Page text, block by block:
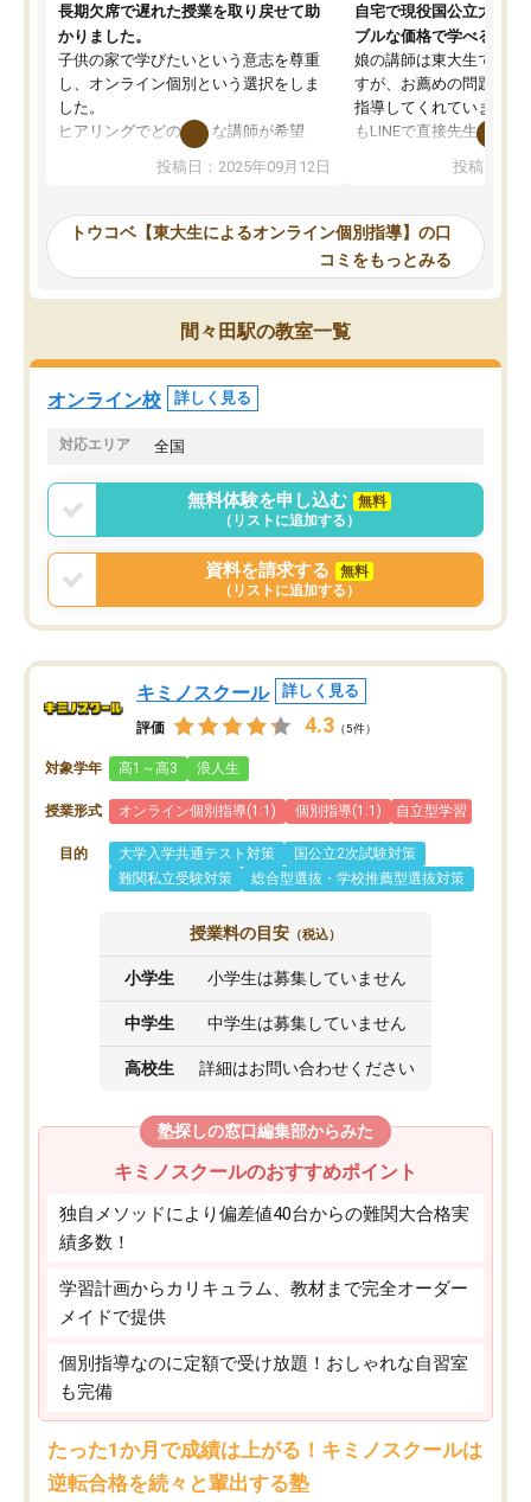
長期欠席で遅れた授業を取り戻せて助
かりました。
子供の家で学びたいという意志を尊重
し、オンライン個別という選択をしま
した。
ヒアリングでどのような講師が希望
か、オプションは付帯するかなど選ぶ
事が出来ました。
ーティングを行い、その講師で良いか
見てから講師を決定する事ができま
す。
うちの子は、初回面談の講師の方で決
オンラインツールを使用した単語帳の
共有があり宿題もそちらで出される形
でした。
言う事で講師変更の申し出があり、あ
まりに短期での変更だった為、塾に通
う事にして退会しました。遅れも取り
戻せ、授業内容や講師の方は良かった
と思います。
投稿日：2025年09月12日
自宅で現役国公立大学生
ブルな価格で学べる
娘の講師は東大生では無
すが、お薦めの問題集や
指導してくれています。
もLINEで直接先生に質問
めれるので、個人に合
いなのがあり(有料)、受
ことをどんなスケジュー
くか相談したのですが、
ち期待したものではなく
くなってきたようなので
投稿日：
トウコベ【東大生によるオンライン個別指導】の口
コミをもっとみる
間々田駅の教室一覧
オンライン校 詳しく見る
対応エリア 全国
無料体験を申し込む
無料
（リストに追加する）
資料を請求する
無料
（リストに追加する）
キミノスクール 詳しく見る
評価 4.3 （5件）
対象学年 高1～高3 浪人生
授業形式 オンライン個別指導(1:1) 個別指導(1:1) 自立型学習
目的 大学入学共通テスト対策
国公立2次試験対策
難関私立受験対策
総合型選抜・学校推薦型選抜対策
授業料の目安 （税込）
小学生 小学生は募集していません
中学生 中学生は募集していません
高校生 詳細はお問い合わせください
塾探しの窓口編集部からみた
キミノスクールのおすすめポイント
独自メソッドにより偏差値40台からの難関大合格実
績多数！
学習計画からカリキュラム、教材まで完全オーダー
メイドで提供
個別指導なのに定額で受け放題！おしゃれな自習室
も完備
たった1か月で成績は上がる！キミノスクールは
逆転合格を続々と輩出する塾